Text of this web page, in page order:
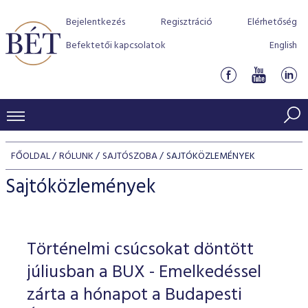
Bejelentkezés Regisztráció
Elérhetőség
Befektetői kapcsolatok
English
KERESKEDÉSI ADATOK
INDEXEK
Jelzáloglevél indexek
Vállalati kötvény indexek
Azonnali Piac
Részvények
Származékos piac
BEFEKTETŐK
Részvény szekció
Hitelpapír szekció
BÉT szabályzatok
Befektetővédelem
Alkalmazott díjstruktúra
Elszámolás
Részvény és vállalati kötvény tőzsdei bevezetését
program
BÉT Xtend - Részvénypiac egyszerűen
TŐZSDETAGOK
Tőzsdetagok, üzletkötők
VENDOROK
FŐOLDAL RÓLUNK SAJTÓSZOBA SAJTÓKÖZLEMÉNYEK
Sajtóközlemények
Történelmi csúcsokat döntött
júliusban a BUX - Emelkedéssel
zárta a hónapot a Budapesti